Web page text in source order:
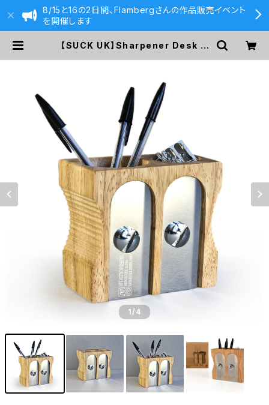
8/15と16の2日間、Flambergさんの作品販売イベント
を開催します
【SUCK UK】Sharpener Desk ti
1/4